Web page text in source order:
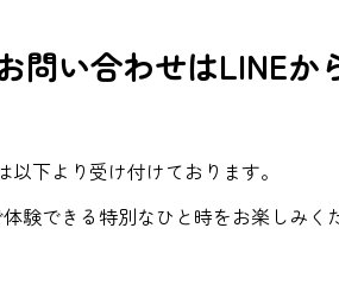
問い合わせはLINEか
以下より受け付けております。
験できる特別なひと時をお楽しみく